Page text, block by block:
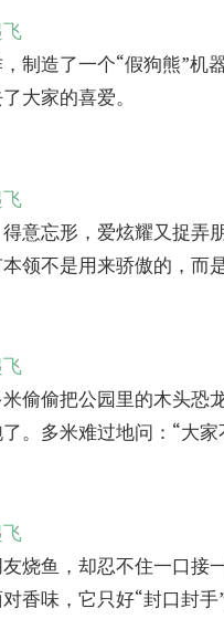
制造了一个“假狗熊”
大家的喜爱。
意忘形，爱炫耀又捉弄
领不是用来骄傲的，而
偷偷把公园里的木头恐
。多米难过地问：“大家
烧鱼，却忍不住一口接
香味，它只好“封口封